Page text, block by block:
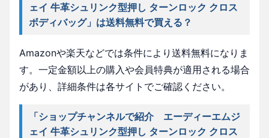
ェイ 牛革シュリンク型押し ターンロック クロス
ボディバッグ」は送料無料で買える？
Amazonや楽天などでは条件により送料無料になりま
す。一定金額以上の購入や会員特典が適用される場合
があり、詳細条件は各サイトでご確認ください。
「ショップチャンネルで紹介 エーディーエムジ
ェイ 牛革シュリンク型押し ターンロック クロス